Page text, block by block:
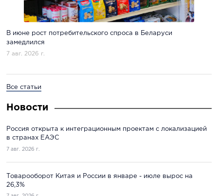
В июне рост потребительского спроса в Беларуси
замедлился
7 авг. 2026 г.
Все статьи
Новости
Россия открыта к интеграционным проектам с локализацией
в странах ЕАЭС
7 авг. 2026 г.
Товарооборот Китая и России в январе - июле вырос на
26,3%